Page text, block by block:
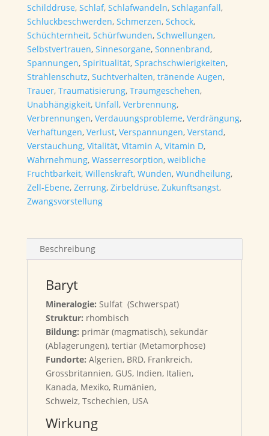
Schilddrüse, Schlaf, Schlafwandeln, Schlaganfall,
Schluckbeschwerden, Schmerzen, Schock,
Schüchternheit, Schürfwunden, Schwellungen,
Selbstvertrauen, Sinnesorgane, Sonnenbrand,
Spannungen, Spiritualität, Sprachschwierigkeiten,
Strahlenschutz, Suchtverhalten, tränende Augen,
Trauer, Traumatisierung, Traumgeschehen,
Unabhängigkeit, Unfall, Verbrennung,
Verbrennungen, Verdauungsprobleme, Verdrängung,
Verhaftungen, Verlust, Verspannungen, Verstand,
Verstauchung, Vitalität, Vitamin A, Vitamin D,
Wahrnehmung, Wasserresorption, weibliche
Fruchtbarkeit, Willenskraft, Wunden, Wundheilung,
Zell-Ebene, Zerrung, Zirbeldrüse, Zukunftsangst,
Zwangsvorstellung
Beschreibung
Baryt
Mineralogie: Sulfat (Schwerspat)
Struktur: rhombisch
Bildung: primär (magmatisch), sekundär
(Ablagerungen), tertiär (Metamorphose)
Fundorte: Algerien, BRD, Frankreich,
Grossbritannien, GUS, Indien, Italien,
Kanada, Mexiko, Rumänien,
Schweiz, Tschechien, USA
Wirkung